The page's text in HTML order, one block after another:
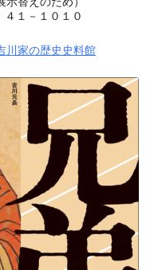
１－１０１０
川家の歴史史料館